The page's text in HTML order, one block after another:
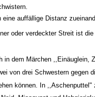
eine auffällige Distanz
oder verdeckter Streit ist
in dem Märchen ,,Einäuglein,
von drei Schwestern gegen
können. In ,,Aschenputtel"